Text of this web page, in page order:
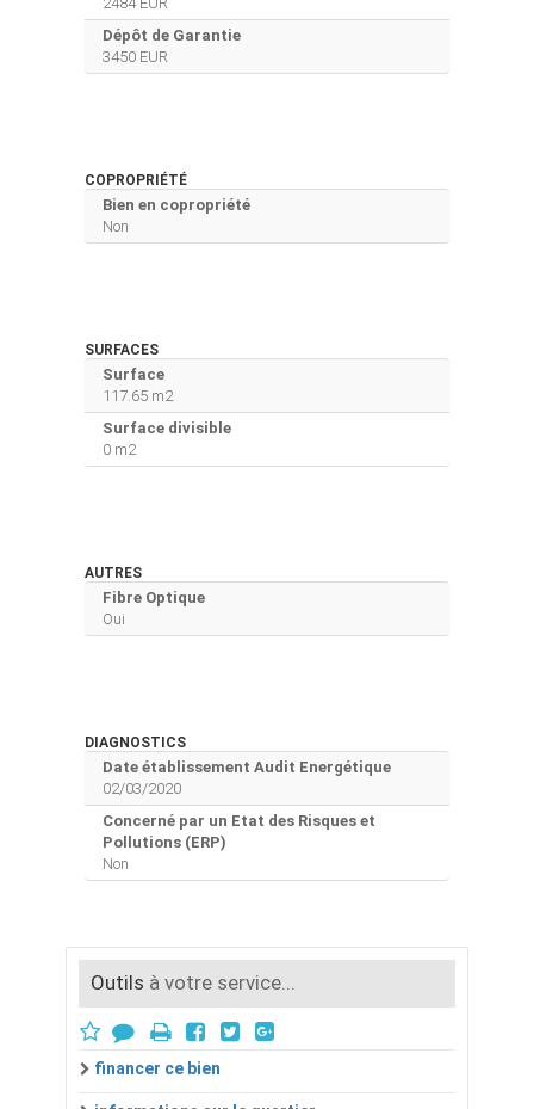
Dépôt de Garantie
3450 EUR
COPROPRIÉTÉ
Bien en copropriété
Non
SURFACES
Surface
117.65 m2
Surface divisible
0 m2
AUTRES
Fibre Optique
Oui
DIAGNOSTICS
Date établissement Audit Energétique
02/03/2020
Concerné par un Etat des Risques et
Pollutions (ERP)
Non
Outils à votre service...
financer ce bien